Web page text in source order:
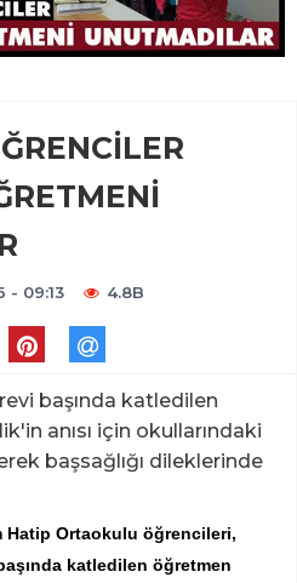
- 09:13 4.8B
başında katledilen
anısı için okullarındaki
başsağlığı dileklerinde
Hatip Ortaokulu öğrencileri,
katledilen öğretmen